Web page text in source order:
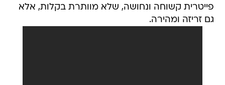
פייטרית קשוחה ונחושה, שלא מוותרת בקלות, אלא
גם זריזה ומהירה.